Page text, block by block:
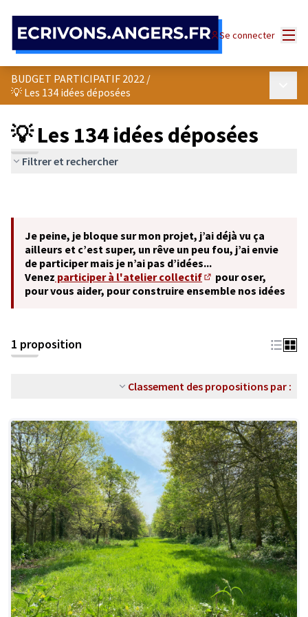
Se connecter
BUDGET PARTICIPATIF 2022 /
💡 Les 134 idées déposées
💡 Les 134 idées déposées
Filtrer et rechercher
Je peine, je bloque sur mon projet, j’ai déjà vu ça
ailleurs et c’est super, un rêve un peu fou, j’ai envie
de participer mais je n’ai pas d’idées...
Venez participer à l'atelier collectif
(S'ouvre dans un
pour oser,
pour vous aider, pour construire ensemble nos idées
1 proposition
Classement des propositions par :